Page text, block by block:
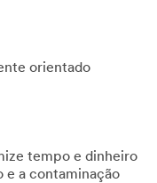
orientado
tempo e dinheiro
e a contaminação